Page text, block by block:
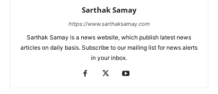
Sarthak Samay
https://www.sarthaksamay.com
Sarthak Samay is a news website, which publish latest news
articles on daily basis. Subscribe to our mailing list for news alerts
in your inbox.